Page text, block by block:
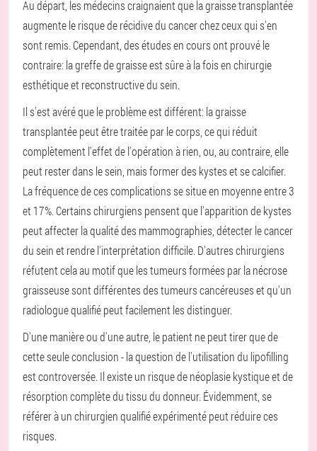
Au départ, les médecins craignaient que la graisse transplantée
augmente le risque de récidive du cancer chez ceux qui s'en
sont remis. Cependant, des études en cours ont prouvé le
contraire: la greffe de graisse est sûre à la fois en chirurgie
esthétique et reconstructive du sein.
Il s'est avéré que le problème est différent: la graisse
transplantée peut être traitée par le corps, ce qui réduit
complètement l'effet de l'opération à rien, ou, au contraire, elle
peut rester dans le sein, mais former des kystes et se calcifier.
La fréquence de ces complications se situe en moyenne entre 3
et 17%. Certains chirurgiens pensent que l'apparition de kystes
peut affecter la qualité des mammographies, détecter le cancer
du sein et rendre l'interprétation difficile. D'autres chirurgiens
réfutent cela au motif que les tumeurs formées par la nécrose
graisseuse sont différentes des tumeurs cancéreuses et qu'un
radiologue qualifié peut facilement les distinguer.
D'une manière ou d'une autre, le patient ne peut tirer que de
cette seule conclusion - la question de l'utilisation du lipofilling
est controversée. Il existe un risque de néoplasie kystique et de
résorption complète du tissu du donneur. Évidemment, se
référer à un chirurgien qualifié expérimenté peut réduire ces
risques.